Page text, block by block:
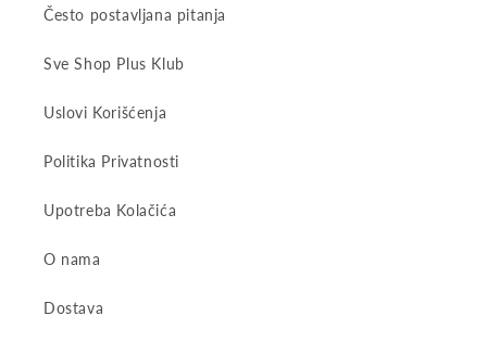
Često postavljana pitanja
Sve Shop Plus Klub
Uslovi Korišćenja
Politika Privatnosti
Upotreba Kolačića
O nama
Dostava